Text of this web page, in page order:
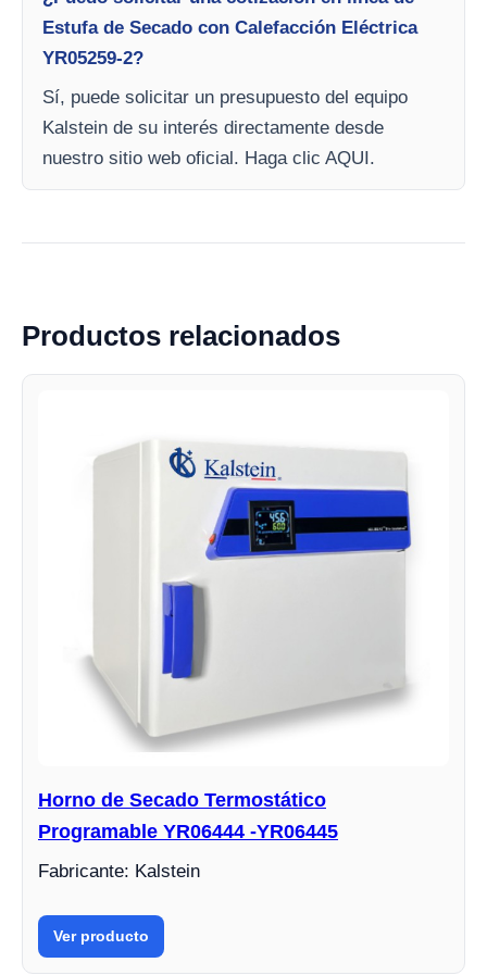
Estufa de Secado con Calefacción Eléctrica
YR05259-2?
Sí, puede solicitar un presupuesto del equipo
Kalstein de su interés directamente desde
nuestro sitio web oficial. Haga clic AQUI.
Productos relacionados
Horno de Secado Termostático
Programable YR06444 -YR06445
Fabricante: Kalstein
Ver producto